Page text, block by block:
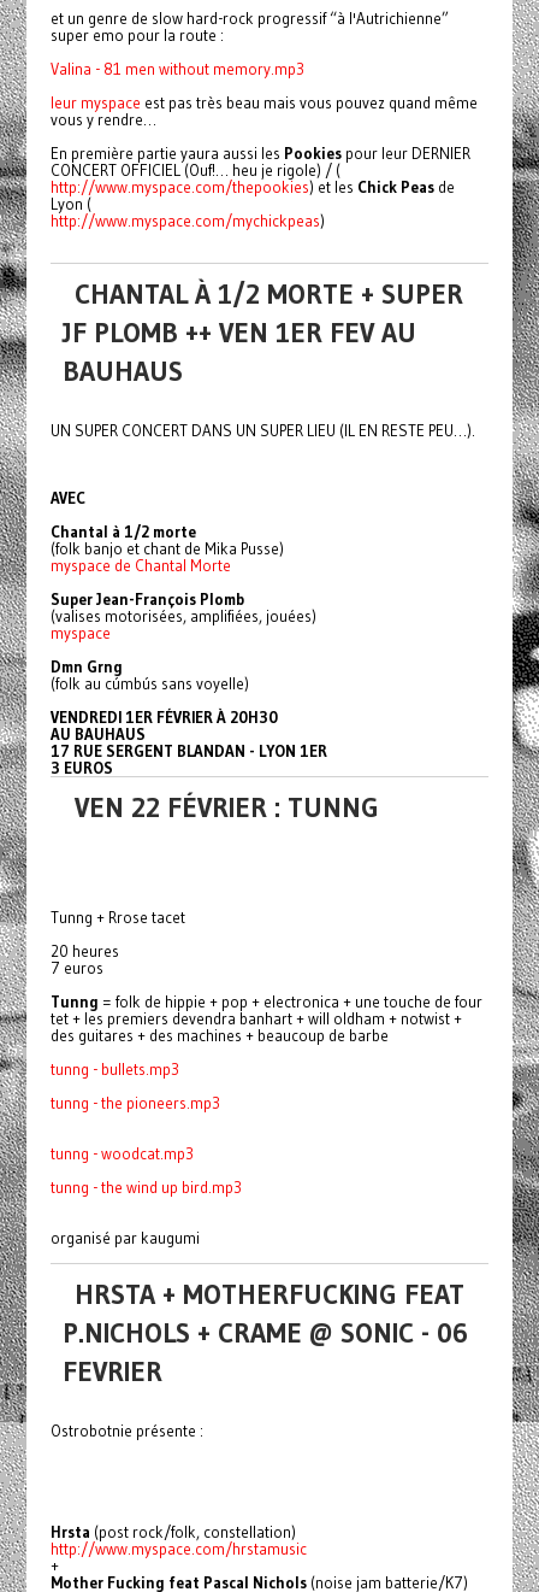
et un genre de slow hard-rock progressif “à l'Autrichienne”
super emo pour la route :
Valina - 81 men without memory.mp3
leur myspace est pas très beau mais vous pouvez quand même
vous y rendre…
En première partie yaura aussi les Pookies pour leur DERNIER
CONCERT OFFICIEL (Ouf!… heu je rigole) / (
http://www.myspace.com/thepookies) et les Chick Peasde
Lyon (
http://www.myspace.com/mychickpeas)
CHANTAL À 1/2 MORTE + SUPER
JF PLOMB ++ VEN 1ER FEV AU
BAUHAUS
UN SUPER CONCERT DANS UN SUPER LIEU (IL EN RESTE PEU…).
AVEC
Chantal à 1/2 morte
(folk banjo et chant de Mika Pusse)
myspace de Chantal Morte
Super Jean-François Plomb
(valises motorisées, amplifiées, jouées)
myspace
Dmn Grng
(folk au cúmbús sans voyelle)
VENDREDI 1ER FÉVRIER À 20H30
AU BAUHAUS
17 RUE SERGENT BLANDAN - LYON 1ER
3 EUROS
VEN 22 FÉVRIER : TUNNG
Tunng + Rrose tacet
20 heures
7 euros
Tunng = folk de hippie + pop + electronica + une touche de four
tet + les premiers devendra banhart + will oldham + notwist +
des guitares + des machines + beaucoup de barbe
tunng - bullets.mp3
tunng - the pioneers.mp3
tunng - woodcat.mp3
tunng - the wind up bird.mp3
organisé par kaugumi
HRSTA + MOTHERFUCKING FEAT
P.NICHOLS + CRAME @ SONIC - 06
FEVRIER
Ostrobotnie présente :
Hrsta (post rock/folk, constellation)
http://www.myspace.com/hrstamusic
+
Mother Fucking feat Pascal Nichols(noise jam batterie/K7)